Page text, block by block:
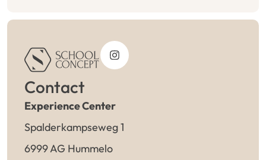
Contact
Experience Center
Spalderkampseweg 1
6999 AG Hummelo